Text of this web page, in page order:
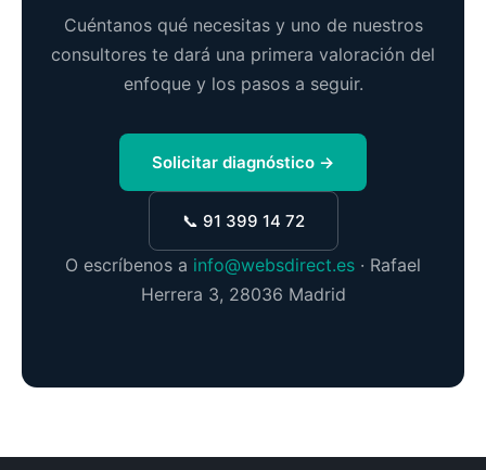
Cuéntanos qué necesitas y uno de nuestros
consultores te dará una primera valoración del
enfoque y los pasos a seguir.
Solicitar diagnóstico →
📞 91 399 14 72
O escríbenos a info@websdirect.es · Rafael
Herrera 3, 28036 Madrid